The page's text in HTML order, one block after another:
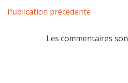
Publication précédente
Les commentaires